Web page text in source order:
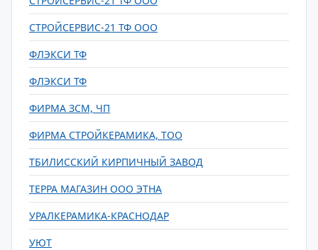
СТРОЙСЕРВИС-21 ТФ ООО
ФЛЭКСИ ТФ
ФЛЭКСИ ТФ
ФИРМА ЗСМ, ЧП
ФИРМА СТРОЙКЕРАМИКА, ТОО
ТБИЛИССКИЙ КИРПИЧНЫЙ ЗАВОД
ТЕРРА МАГАЗИН ООО ЭТНА
УРАЛКЕРАМИКА-КРАСНОДАР
УЮТ